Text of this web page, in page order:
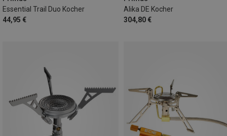
Essential Trail Duo Kocher
44,95 €
Alika DE Kocher
304,80 €